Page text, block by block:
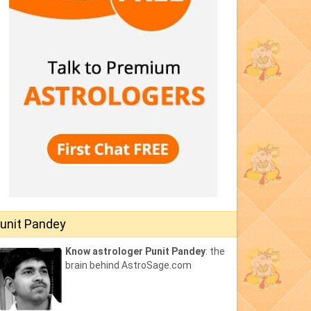
Pandey
Know astrologer Punit Pandey: the
brain behind AstroSage.com